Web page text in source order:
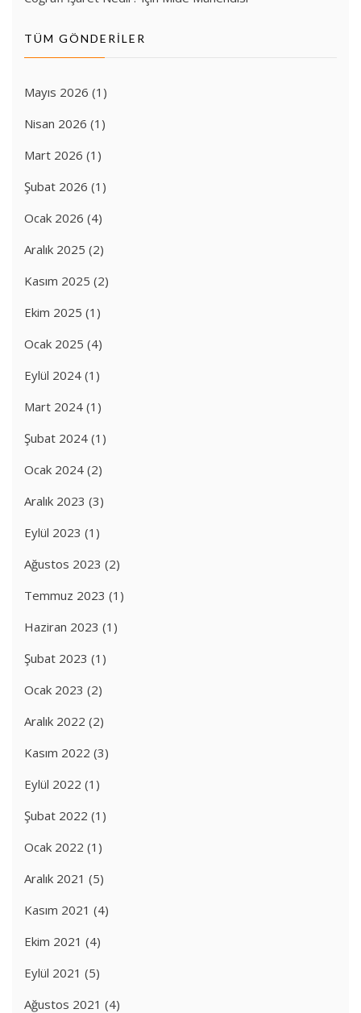
TÜM GÖNDERILER
Mayıs 2026 (1)
Nisan 2026 (1)
Mart 2026 (1)
Şubat 2026 (1)
Ocak 2026 (4)
Aralık 2025 (2)
Kasım 2025 (2)
Ekim 2025 (1)
Ocak 2025 (4)
Eylül 2024 (1)
Mart 2024 (1)
Şubat 2024 (1)
Ocak 2024 (2)
Aralık 2023 (3)
Eylül 2023 (1)
Ağustos 2023 (2)
Temmuz 2023 (1)
Haziran 2023 (1)
Şubat 2023 (1)
Ocak 2023 (2)
Aralık 2022 (2)
Kasım 2022 (3)
Eylül 2022 (1)
Şubat 2022 (1)
Ocak 2022 (1)
Aralık 2021 (5)
Kasım 2021 (4)
Ekim 2021 (4)
Eylül 2021 (5)
Ağustos 2021 (4)